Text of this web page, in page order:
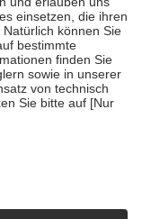
18. Lebensjahr
die von der
Bewertungen